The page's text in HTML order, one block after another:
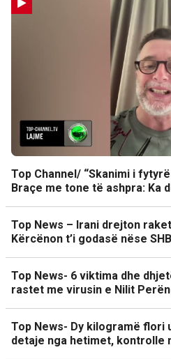
Top Channel/ “Skanimi i
Braçe me tone të ashpra: Ka
Top News – Irani drejton
Kërcënon t’i godasë nëse
Top News- 6 viktima dhe
rastet me virusin e Nilit
Top News- Dy kilogramë flori
detaje nga hetimet, kontrolle